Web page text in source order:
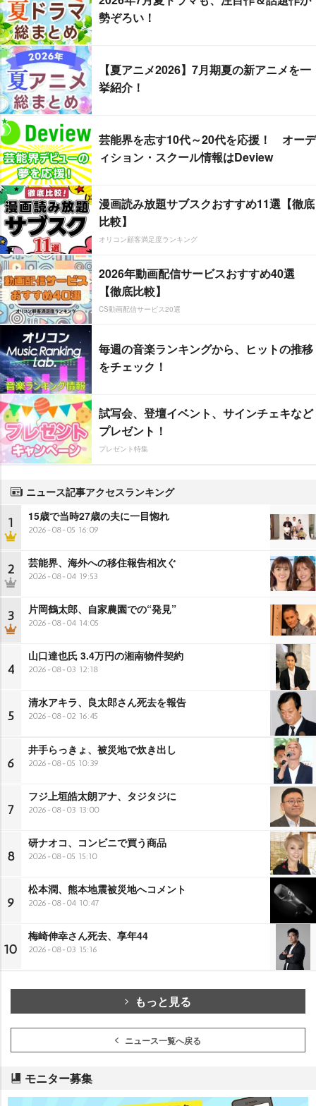
勢ぞろい！
【夏アニメ2026】7月期夏の新アニメを一
挙紹介！
芸能界を志す10代～20代を応援！ オーデ
ィション・スクール情報はDeview
漫画読み放題サブスクおすすめ11選【徹底
比較】
オリコン顧客満足度ランキング
2026年動画配信サービスおすすめ40選
【徹底比較】
CS動画配信サービス20選
毎週の音楽ランキングから、ヒットの推移
をチェック！
試写会、登壇イベント、サインチェキなど
プレゼント！
プレゼント特集
ニュース記事アクセスランキング
1 15歳で当時27歳の夫に一目惚れ
2026-08-05 16:09
2 芸能界、海外への移住報告相次ぐ
2026-08-04 19:53
3 片岡鶴太郎、自家農園での“発見”
2026-08-04 14:05
4
山口達也氏 3.4万円の湘南物件契約
2026-08-03 12:18
5
清水アキラ、良太郎さん死去を報告
2026-08-02 16:45
6
井手らっきょ、被災地で炊き出し
2026-08-05 10:39
7
フジ上垣皓太朗アナ、タジタジに
2026-08-03 13:00
8
研ナオコ、コンビニで買う商品
2026-08-05 15:10
9
松本潤、熊本地震被災地へコメント
2026-08-04 10:47
10
梅崎伸幸さん死去、享年44
2026-08-03 15:16
もっと見る
ニュース一覧へ戻る
モニター募集